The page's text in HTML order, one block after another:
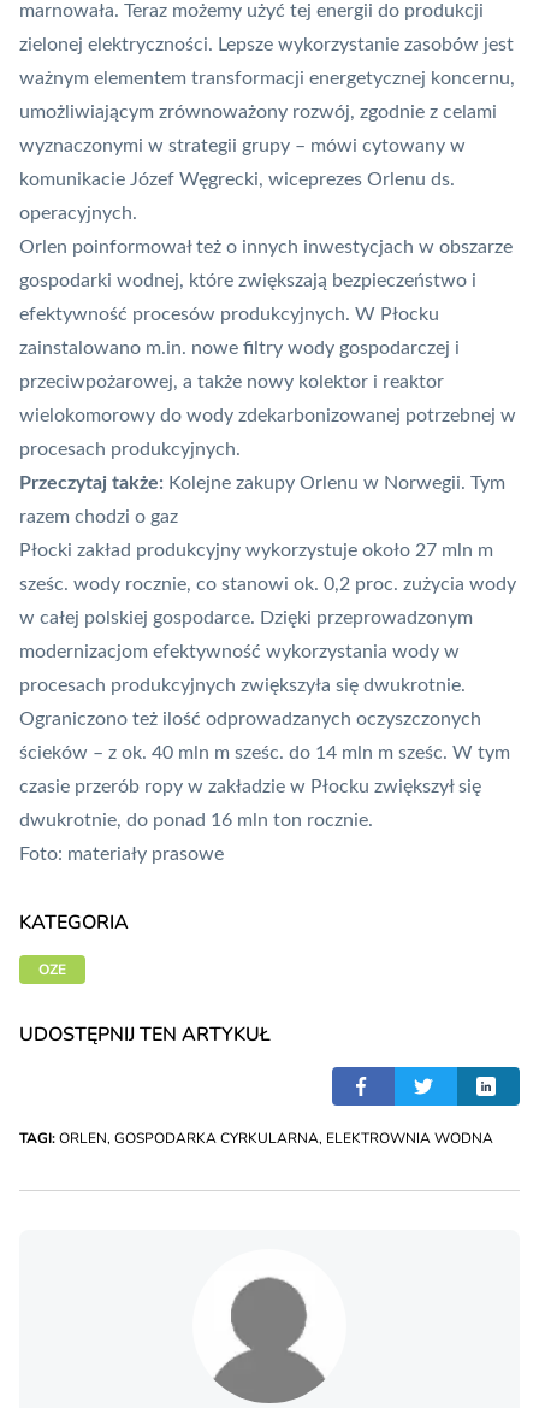
marnowała. Teraz możemy użyć tej energii do produkcji
zielonej elektryczności. Lepsze wykorzystanie zasobów jest
ważnym elementem transformacji energetycznej koncernu,
umożliwiającym zrównoważony rozwój, zgodnie z celami
wyznaczonymi w strategii grupy – mówi cytowany w
komunikacie Józef Węgrecki, wiceprezes Orlenu ds.
operacyjnych.
Orlen poinformował też o innych inwestycjach w obszarze
gospodarki wodnej, które zwiększają bezpieczeństwo i
efektywność procesów produkcyjnych. W Płocku
zainstalowano m.in. nowe filtry wody gospodarczej i
przeciwpożarowej, a także nowy kolektor i reaktor
wielokomorowy do wody zdekarbonizowanej potrzebnej w
procesach produkcyjnych.
Przeczytaj także: Kolejne zakupy Orlenu w Norwegii. Tym
razem chodzi o gaz
Płocki zakład produkcyjny wykorzystuje około 27 mln m
sześc. wody rocznie, co stanowi ok. 0,2 proc. zużycia wody
w całej polskiej gospodarce. Dzięki przeprowadzonym
modernizacjom efektywność wykorzystania wody w
procesach produkcyjnych zwiększyła się dwukrotnie.
Ograniczono też ilość odprowadzanych oczyszczonych
ścieków – z ok. 40 mln m sześc. do 14 mln m sześc. W tym
czasie przerób ropy w zakładzie w Płocku zwiększył się
dwukrotnie, do ponad 16 mln ton rocznie.
Foto: materiały prasowe
KATEGORIA
OZE
UDOSTĘPNIJ TEN ARTYKUŁ
TAGI:ORLEN, GOSPODARKA CYRKULARNA, ELEKTROWNIA WODNA